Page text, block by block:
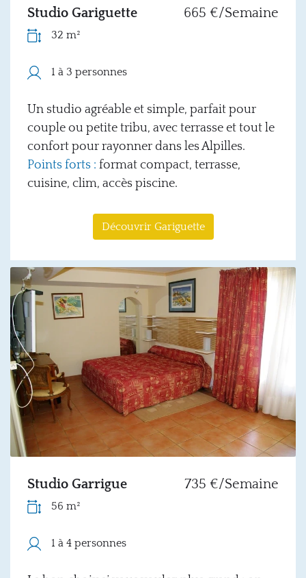
Studio Gariguette 665 €/Semaine
32 m²
1 à 3 personnes
Un studio agréable et simple, parfait pour
couple ou petite tribu, avec terrasse et tout le
confort pour rayonner dans les Alpilles.
Points forts : format compact, terrasse,
cuisine, clim, accès piscine.
Découvrir Gariguette
Studio Garrigue 735 €/Semaine
56 m²
1 à 4 personnes